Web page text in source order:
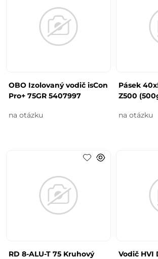
OBO Izolovaný vodič isCon
Pro+ 75GR 5407997
na otázku
Pásek
Z500
na otázku
RD 8-ALU-T 75 Kruhový
Vodič HVI